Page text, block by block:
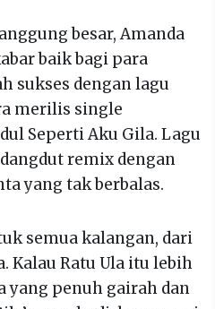
besar, Amanda
baik bagi para
sukses dengan lagu
merilis single
Seperti Aku Gila. Lagu
remix dengan
yang tak berbalas.
semua kalangan, dari
Kalau Ratu Ula itu lebih
yang penuh gairah dan